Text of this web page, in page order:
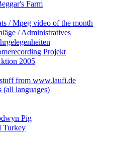
Farm
/ Mpeg video of the month
/ Administratives
Projekt
2005
from www.laufi.de
(all languages)
Pig